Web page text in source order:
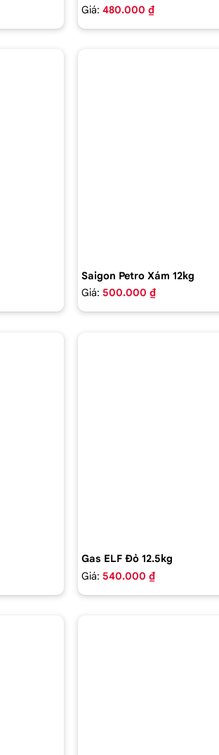
Giá: 480.000 ₫
Saigon Petro Xám 12kg
Giá: 500.000 ₫
Gas ELF Đỏ 12.5kg
Giá: 540.000 ₫